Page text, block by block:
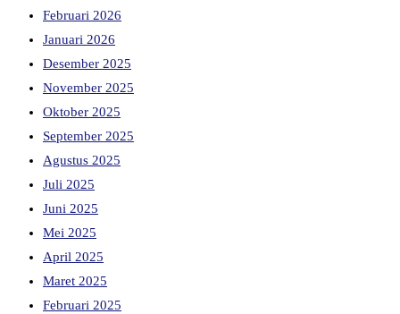
Februari 2026
Januari 2026
Desember 2025
November 2025
Oktober 2025
September 2025
Agustus 2025
Juli 2025
Juni 2025
Mei 2025
April 2025
Maret 2025
Februari 2025